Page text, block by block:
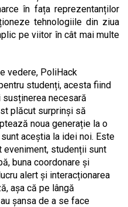
în fața reprezentanților
tehnologiile din ziua
pe viitor în cât mai multe
vedere, PoliHack
studenți, acesta fiind
necesară
plăcut surprinși să
noua generație la o
aceștia la idei noi. Este
studenții sunt
buna coordonare și
alert și interacționarea
așa că pe lângă
șansa de a se face